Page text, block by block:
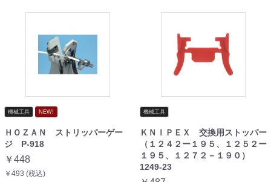
機械工具 NEW!
ＨＯＺＡＮ ストリッパーゲー
ジ P-918
￥448
￥493 (税込)
機械工具
ＫＮＩＰＥＸ 交換用ストッパー
（１２４２ー１９５、１２５２ー
１９５、１２７２－１９０）
1249-23